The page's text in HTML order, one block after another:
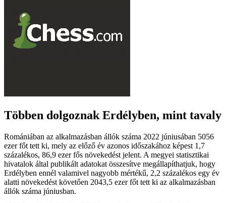
Többen dolgoznak Erdélyben, mint tavaly
Romániában az alkalmazásban állók száma 2022 júniusában 5056
ezer főt tett ki, mely az előző év azonos időszakához képest 1,7
százalékos, 86,9 ezer fős növekedést jelent. A megyei statisztikai
hivatalok által publikált adatokat összesítve megállapíthatjuk, hogy
Erdélyben ennél valamivel nagyobb mértékű, 2,2 százalékos egy év
alatti növekedést követően 2043,5 ezer főt tett ki az alkalmazásban
állók száma júniusban.